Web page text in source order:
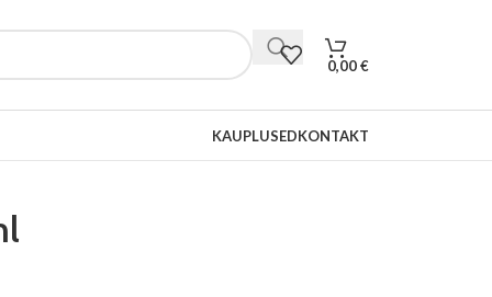
0,00€
KAUPLUSEDKONTAKT